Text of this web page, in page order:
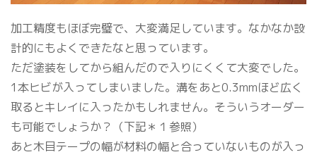
加工精度もほぼ完璧で、大変満足しています。なかなか設
計的にもよくできたなと思っています。
ただ塗装をしてから組んだので入りにくくて大変でした。
1本ヒビが入ってしまいました。溝をあと0.3mmほど広く
取るとキレイに入ったかもしれません。そういうオーダー
も可能でしょうか？（下記＊１参照）
あと木目テープの幅が材料の幅と合っていないものが入っ